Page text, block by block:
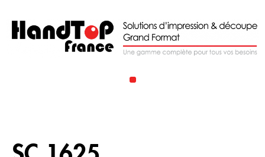
SC 1625